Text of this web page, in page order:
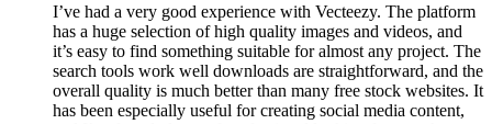
I’ve had a very good experience with Vecteezy. The platform
has a huge selection of high quality images and videos, and
it’s easy to find something suitable for almost any project. The
search tools work well downloads are straightforward, and the
overall quality is much better than many free stock websites. It
has been especially useful for creating social media content,